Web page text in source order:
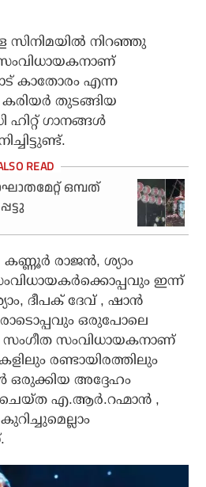
സിനിമയിൽ നിറഞ്ഞു
കാതോരം എന്ന
കരിയർ തുടങ്ങിയ
ഹിറ്റ് ഗാനങ്ങൾ
ഒമ്പത്
രാജൻ, ശ്യാം
ഇന്ന്
ദീപക് ദേവ് , ഷാൻ
ഒരുപോലെ
സംവിധായകനാണ്
രണ്ടായിരത്തിലും
അദ്ദേഹം
ചെയ്ത എ.ആർ.റഹ്മാൻ ,